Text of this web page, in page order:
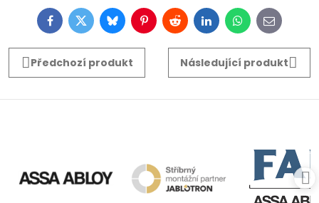
FacebookTwitterBlueskyPinterestRedditLinkedInWhatsApp
E-
mail
Předchozí produkt
Následující produkt